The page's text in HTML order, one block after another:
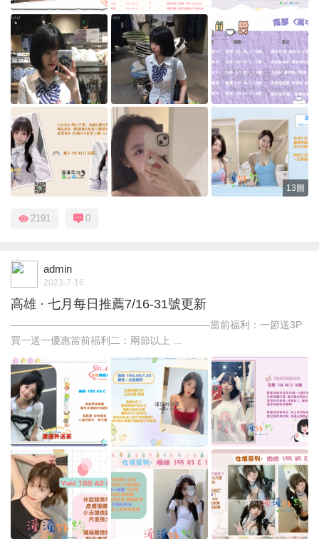
13圖
2191 0
admin
2023-7-16
高雄 · 七月每日推薦7/16-31號更新
————————————————————當前福利：一節送3P
買一送一優惠當前福利二：兩節以上 ...